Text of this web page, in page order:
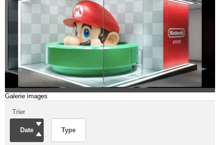
Galerie images
Trier
Date Type